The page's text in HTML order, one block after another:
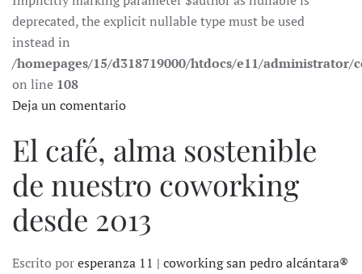
deprecated, the explicit nullable type must be used
instead in
/homepages/15/d318719000/htdocs/e11/
on line 108
Deja un comentario
El café, alma sostenible
de nuestro coworking
desde 2013
Escrito poresperanza 11 | coworking san pedro alcántara®